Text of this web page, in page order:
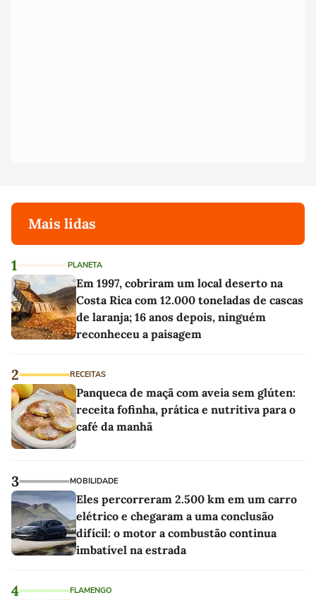
Mais lidas
1 PLANETA
Em 1997, cobriram um local deserto na
Costa Rica com 12.000 toneladas de cascas
de laranja; 16 anos depois, ninguém
reconheceu a paisagem
2 RECEITAS
Panqueca de maçã com aveia sem glúten:
receita fofinha, prática e nutritiva para o
café da manhã
3 MOBILIDADE
Eles percorreram 2.500 km em um carro
elétrico e chegaram a uma conclusão
difícil: o motor a combustão continua
imbatível na estrada
4 FLAMENGO